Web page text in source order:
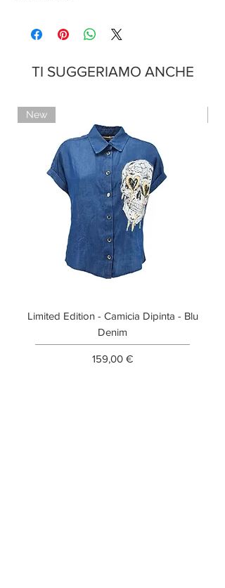
TI SUGGERIAMO ANCHE
New
Limited Edition - Camicia Dipinta - Blu
Denim
Prezzo
159,00 €